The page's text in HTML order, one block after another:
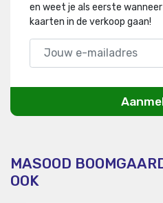
en weet je als eerste
kaarten in de verkoop gaan!
MASOOD
OOK